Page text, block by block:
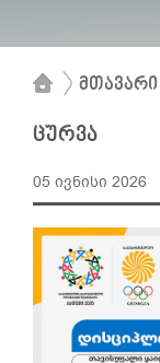
მთავარი
ცურვა
05 ივნისი 2026